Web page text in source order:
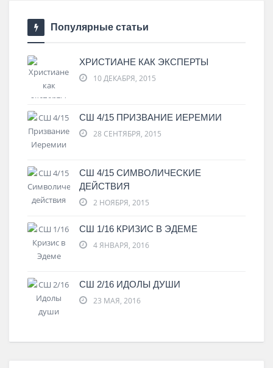
Популярные статьи
ХРИСТИАНЕ КАК ЭКСПЕРТЫ
10 ДЕКАБРЯ, 2015
СШ 4/15 ПРИЗВАНИЕ ИЕРЕМИИ
28 СЕНТЯБРЯ, 2015
СШ 4/15 СИМВОЛИЧЕСКИЕ
ДЕЙСТВИЯ
2 НОЯБРЯ, 2015
СШ 1/16 КРИЗИС В ЭДЕМЕ
4 ЯНВАРЯ, 2016
СШ 2/16 ИДОЛЫ ДУШИ
23 МАЯ, 2016